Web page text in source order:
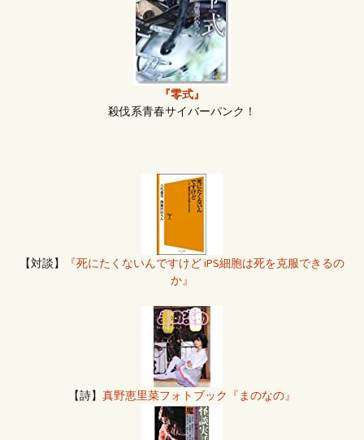
『零式』
殺伐系青春サイバーパンク！
【対談】
『死にたくないんですけど iPS細胞は死を克服できるの
か』
【詩】 真野恵里菜フォトブック『まのなの』